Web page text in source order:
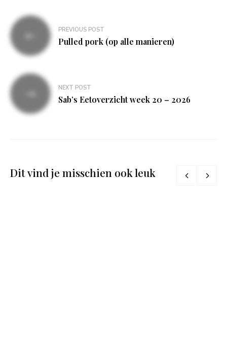
Bericht
navigatie
PREVIOUS POST
Pulled pork (op alle manieren)
NEXT POST
Sab’s Eetoverzicht week 20 – 2026
Dit vind je misschien ook leuk